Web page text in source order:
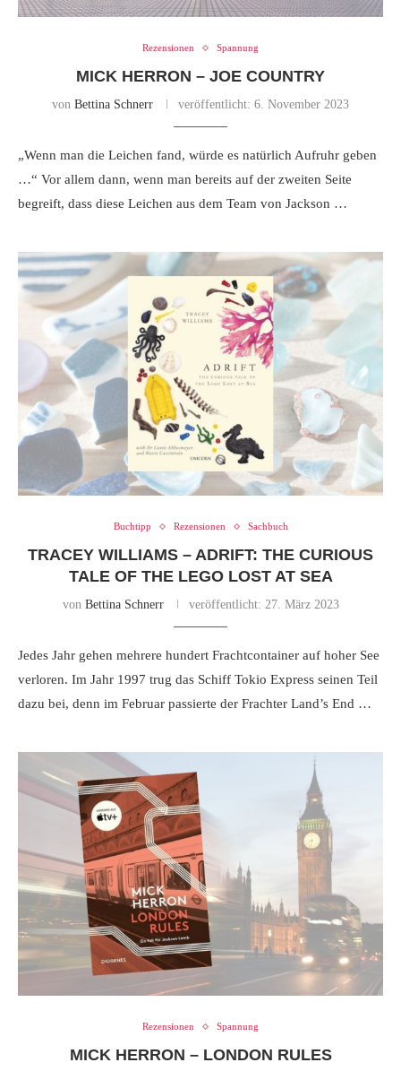
Rezensionen Spannung
MICK HERRON – JOE COUNTRY
von Bettina Schnerr veröffentlicht: 6. November 2023
„Wenn man die Leichen fand, würde es natürlich Aufruhr geben
…“ Vor allem dann, wenn man bereits auf der zweiten Seite
begreift, dass diese Leichen aus dem Team von Jackson …
Buchtipp Rezensionen Sachbuch
TRACEY WILLIAMS – ADRIFT: THE CURIOUS
TALE OF THE LEGO LOST AT SEA
von Bettina Schnerr veröffentlicht: 27. März 2023
Jedes Jahr gehen mehrere hundert Frachtcontainer auf hoher See
verloren. Im Jahr 1997 trug das Schiff Tokio Express seinen Teil
dazu bei, denn im Februar passierte der Frachter Land’s End …
Rezensionen Spannung
MICK HERRON – LONDON RULES